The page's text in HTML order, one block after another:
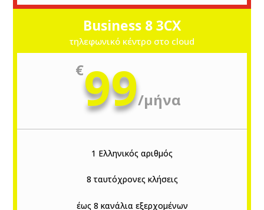
Business 8 3CX
τηλεφωνικό κέντρο στο cloud
€99/μήνα
1 Ελληνικός αριθμός
8 ταυτόχρονες κλήσεις
έως 8 κανάλια εξερχομένων